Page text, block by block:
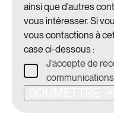
ainsi que d'autres
vous intéresser. Si
vous contactions à
case ci-dessous :
J'accepte de